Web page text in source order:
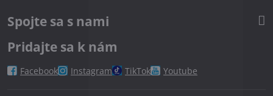
Spojte sa s nami
Pridajte sa k nám
Facebook Instagram TikTok Youtube